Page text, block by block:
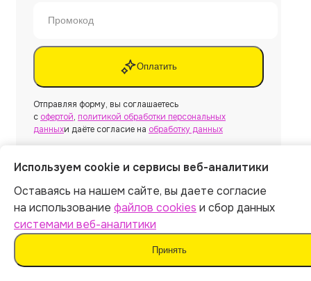
Оплатить
Отправляя форму, вы соглашаетесь
с офертой, политикой обработки персональных
данныхи даёте согласие на обработку данных
Нужна другая работа?
Создать
Используем cookie и сервисы веб-аналитики
Оставаясь на нашем сайте, вы даете согласие
на использование файлов cookies и сбор данных
системами веб-аналитики
Принять